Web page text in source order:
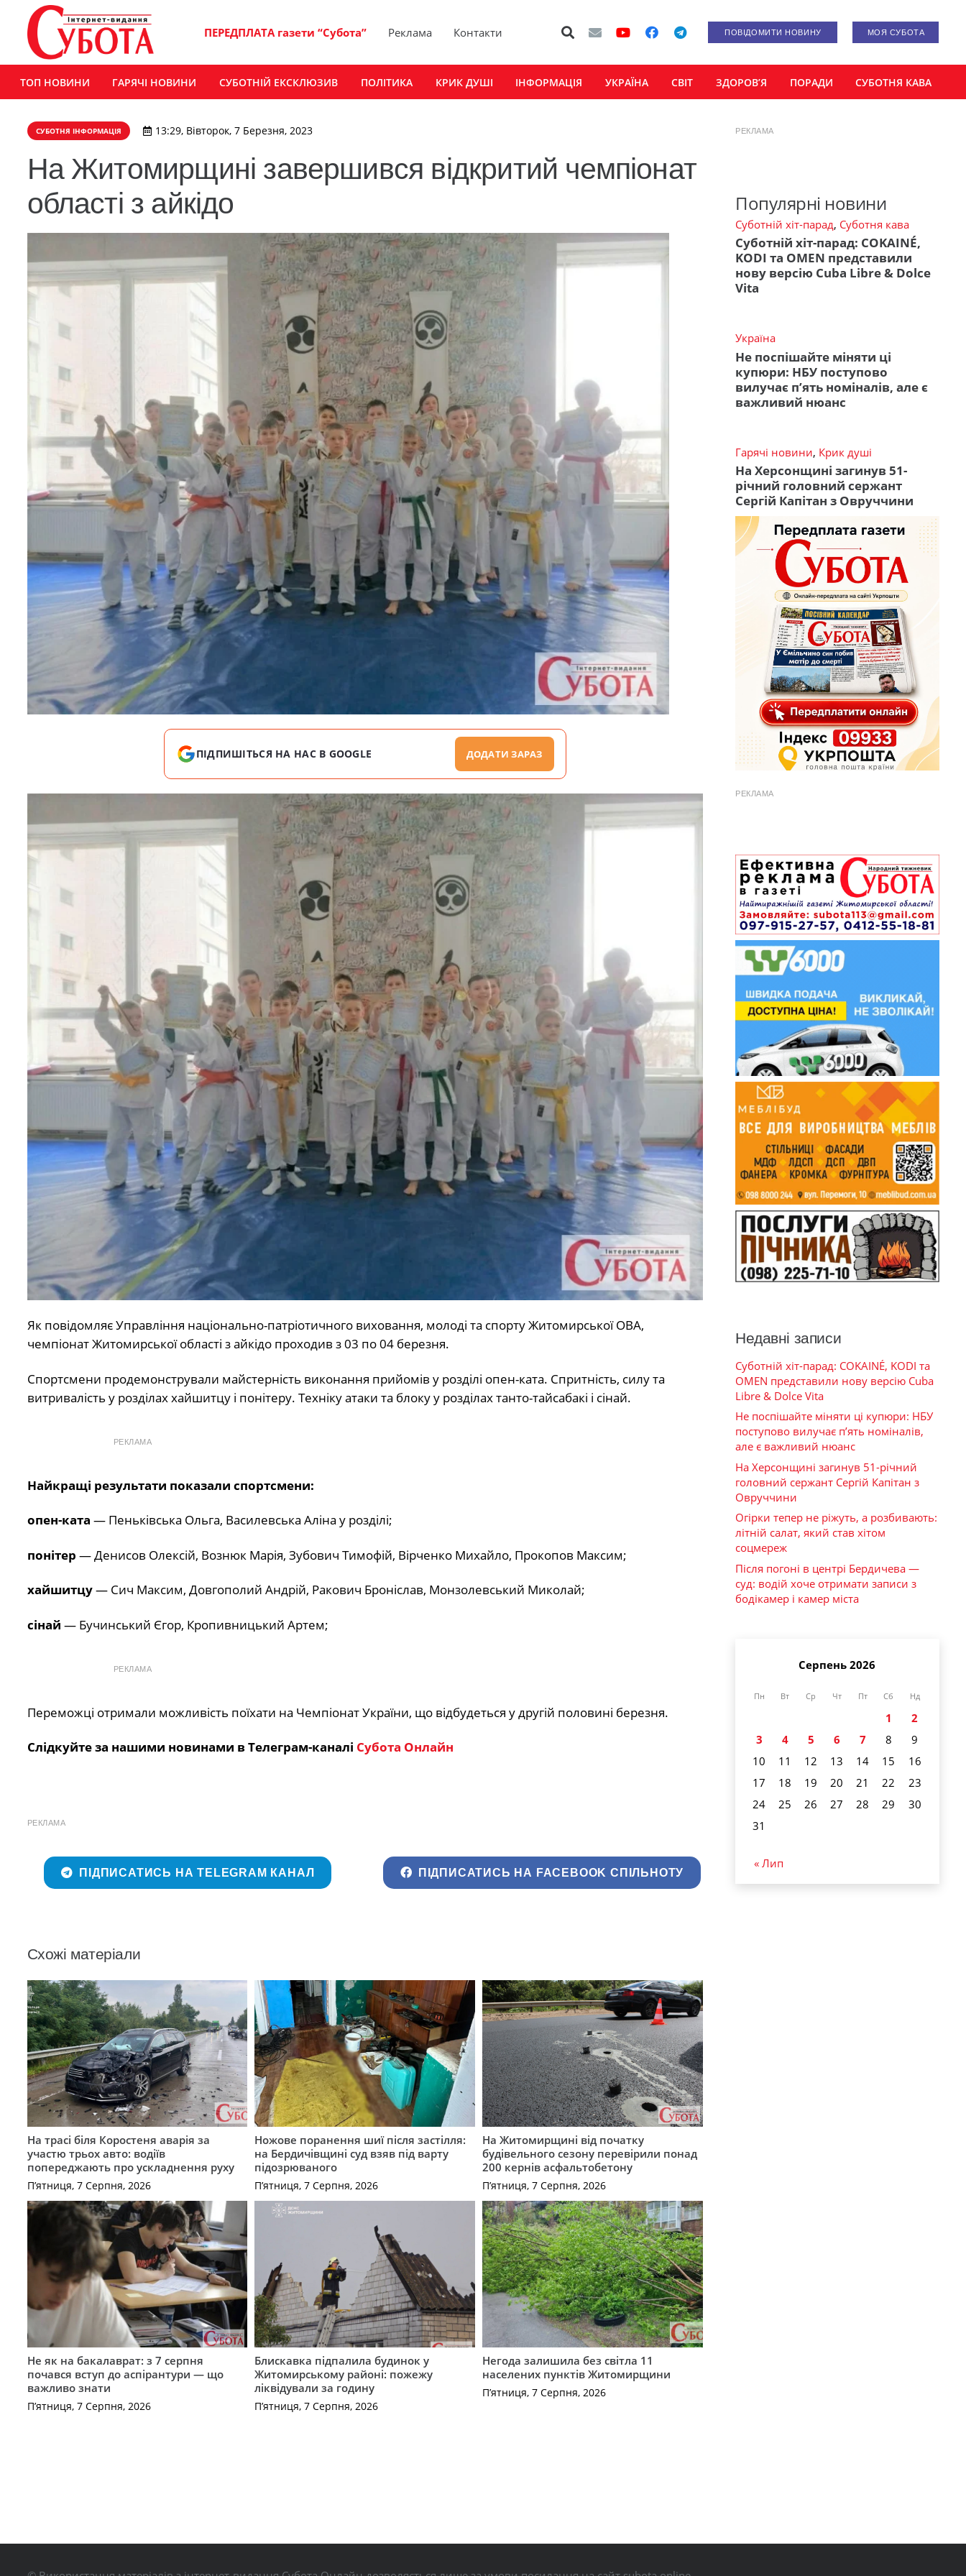
ПЕРЕДПЛАТА газети “Субота” Реклама Контакти ПОВІДОМИТИ НОВИНУ МОЯ СУБОТА
ТОП НОВИНИ ГАРЯЧІ НОВИНИ СУБОТНІЙ ЕКСКЛЮЗИВ ПОЛІТИКА КРИК ДУШІ ІНФОРМАЦІЯ УКРАЇНА СВІТ ЗДОРОВ’Я ПОРАДИ СУБОТНЯ КАВА
СУБОТНЯ ІНФОРМАЦІЯ 13:29, Вівторок, 7 Березня, 2023
На Житомирщині завершився відкритий чемпіонат
області з айкідо
ПІДПИШІТЬСЯ НА НАС В GOOGLE ДОДАТИ ЗАРАЗ
Як повідомляє Управління національно-патріотичного виховання, молоді та спорту Житомирської ОВА,
чемпіонат Житомирської області з айкідо проходив з 03 по 04 березня.
Спортсмени продемонстрували майстерність виконання прийомів у розділі опен-ката. Спритність, силу та
витривалість у розділах хайшитцу і понітеру. Техніку атаки та блоку у розділах танто-тайсабакі і сінай.
РЕКЛАМА
Найкращі результати показали спортсмени:
опен-ката — Пеньківська Ольга, Василевська Аліна у розділі;
понітер — Денисов Олексій, Вознюк Марія, Зубович Тимофій, Вірченко Михайло, Прокопов Максим;
хайшитцу— Сич Максим, Довгополий Андрій, Ракович Броніслав, Монзолевський Миколай;
сінай — Бучинський Єгор, Кропивницький Артем;
РЕКЛАМА
Переможці отримали можливість поїхати на Чемпіонат України, що відбудеться у другій половині березня.
Слідкуйте за нашими новинами в Телеграм-каналі Субота Онлайн
РЕКЛАМА
ПІДПИСАТИСЬ НА TELEGRAM КАНАЛ ПІДПИСАТИСЬ НА FACEBOOK СПІЛЬНОТУ
Схожі матеріали
На трасі біля Коростеня аварія за
участю трьох авто: водіїв
попереджають про ускладнення руху
П’ятниця, 7 Серпня, 2026
Ножове поранення шиї після застілля:
на Бердичівщині суд взяв під варту
підозрюваного
П’ятниця, 7 Серпня, 2026
На Житомирщині від початку
будівельного сезону перевірили понад
200 кернів асфальтобетону
П’ятниця, 7 Серпня, 2026
Не як на бакалаврат: з 7 серпня
почався вступ до аспірантури — що
важливо знати
П’ятниця, 7 Серпня, 2026
Блискавка підпалила будинок у
Житомирському районі: пожежу
ліквідували за годину
П’ятниця, 7 Серпня, 2026
Негода залишила без світла 11
населених пунктів Житомирщини
П’ятниця, 7 Серпня, 2026
РЕКЛАМА
Популярні новини
Суботній хіт-парад, Суботня кава
Суботній хіт-парад: COKAINÉ,
KODI та OMEN представили
нову версію Cuba Libre & Dolce
Vita
Україна
Не поспішайте міняти ці
купюри: НБУ поступово
вилучає п’ять номіналів, але є
важливий нюанс
Гарячі новини, Крик душі
На Херсонщині загинув 51-
річний головний сержант
Сергій Капітан з Овруччини
РЕКЛАМА
Недавні записи
Суботній хіт-парад: COKAINÉ, KODI та
OMEN представили нову версію Cuba
Libre & Dolce Vita
Не поспішайте міняти ці купюри: НБУ
поступово вилучає п’ять номіналів,
але є важливий нюанс
На Херсонщині загинув 51-річний
головний сержант Сергій Капітан з
Овруччини
Огірки тепер не ріжуть, а розбивають:
літній салат, який став хітом
соцмереж
Після погоні в центрі Бердичева —
суд: водій хоче отримати записи з
бодікамер і камер міста
Серпень 2026
Пн Вт Ср Чт Пт Сб Нд
1
2
3
4 5 6 7 8
9
10
11 12 13 14 15
16
17
18 19 20 21 22
23
24
25 26 27 28 29
30
31
« Лип